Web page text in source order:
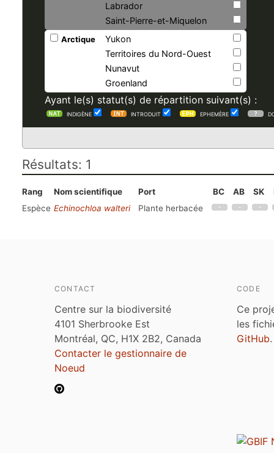
Labrador
Saint-Pierre-et-Miquelon
Arctique
Yukon
Territoires du Nord-Ouest
Nunavut
Groenland
Ayant le(s) statut(s) de répartition suivant(s) :
INDIGÈNE INTRODUIT EPHEMÈRE
Résultats: 1
Rang Nom scientifique Port BC AB SK
Espèce Echinochloa walteri Plante herbacée
CONTACT
Centre sur la biodiversité
4101 Sherbrooke Est
Montréal, QC, H1X 2B2, Canada
Contacter le gestionnaire de
Noeud
CODE
Ce
les
GitHub.